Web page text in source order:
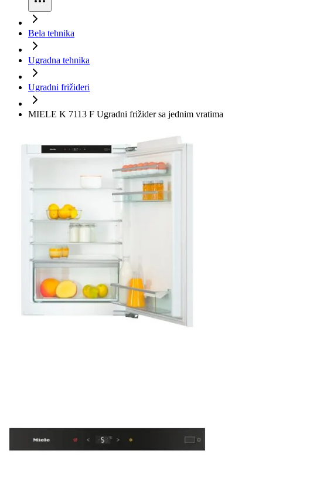
Bela tehnika
Ugradna tehnika
Ugradni frižideri
MIELE K 7113 F Ugradni frižider sa jednim vratima